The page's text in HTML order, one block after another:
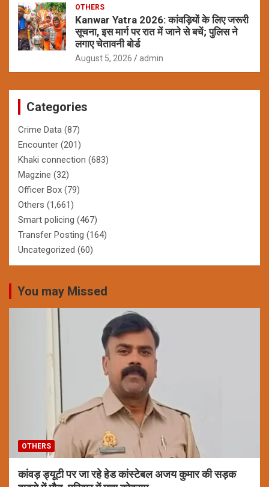
OTHERS
Kanwar Yatra 2026: कांवड़ियों के लिए जरूरी
सूचना, इस मार्ग पर रात में जाने से बचें; पुलिस ने
लगाए चेतावनी बोर्ड
August 5, 2026 admin
Categories
Crime Data (87)
Encounter (201)
Khaki connection (683)
Magzine (32)
Officer Box (79)
Others (1,661)
Smart policing (467)
Transfer Posting (164)
Uncategorized (60)
You may Missed
OTHERS
कांवड़ ड्यूटी पर जा रहे हेड कांस्टेबल अजय कुमार की सड़क